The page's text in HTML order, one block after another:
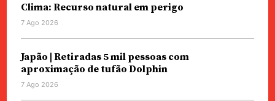
Clima: Recurso natural em perigo
7 Ago 2026
Japão | Retiradas 5 mil pessoas com
aproximação de tufão Dolphin
7 Ago 2026